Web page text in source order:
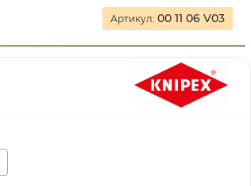
Артикул: 00 11 06 V03